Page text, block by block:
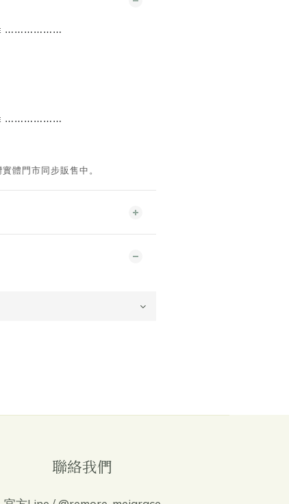
ᴱ ⋯⋯⋯⋯ ⋯⋯
ᴱ ⋯⋯⋯⋯ ⋯⋯
體門市同步販售中。
聯絡我們